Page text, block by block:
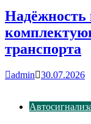
Надёжность
транспорта
admin 30.07.2026